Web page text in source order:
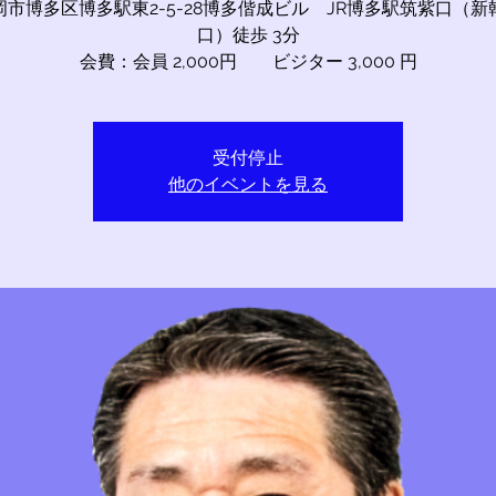
博多区博多駅東2-5-28博多偕成ビル JR博多駅筑紫口（新
口）徒歩 3分
会費：会員 2,000円 ビジター 3,000 円
受付停止
他のイベントを見る